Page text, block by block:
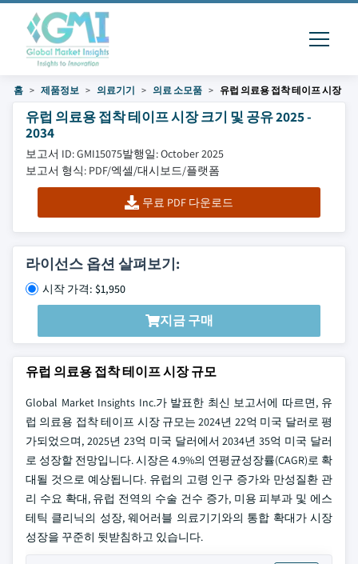
홈 제품정보 의료기기 의료 소모품 유럽 의료용 접착 테이프 시장
유럽 의료용 접착 테이프 시장 크기 및 공유 2025 -
2034
보고서 ID: GMI15075발행일: October 2025
보고서 형식: PDF/엑셀/대시보드/플랫폼
무료 PDF 다운로드
라이선스 옵션 살펴보기:
시작 가격: $1,950
지금 구매
유럽 의료용 접착 테이프 시장 규모
Global Market Insights Inc.가 발표한 최신 보고서에 따르면, 유
럽 의료용 접착 테이프 시장 규모는 2024년 22억 미국 달러로 평
가되었으며, 2025년 23억 미국 달러에서 2034년 35억 미국 달러
로 성장할 전망입니다. 시장은 4.9%의 연평균성장률(CAGR)로 확
대될 것으로 예상됩니다. 유럽의 고령 인구 증가와 만성질환 관
리 수요 확대, 유럽 전역의 수술 건수 증가, 미용 피부과 및 에스
테틱 클리닉의 성장, 웨어러블 의료기기와의 통합 확대가 시장
성장을 꾸준히 뒷받침하고 있습니다.